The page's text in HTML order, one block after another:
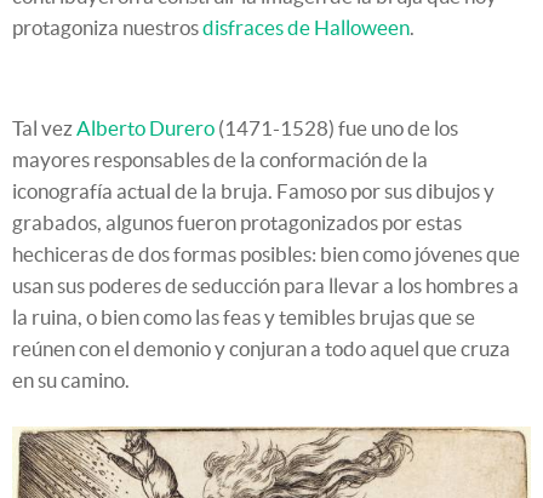
protagoniza nuestrosdisfraces de Halloween
Tal vez Alberto Durero (1471-1528) fue uno de los
mayores responsables de la conformación de la
iconografía actual de la bruja. Famoso por sus dibujos y
grabados, algunos fueron protagonizados por estas
hechiceras de dos formas posibles: bien como jóvenes que
usan sus poderes de seducción para llevar a los hombres a
la ruina, o bien como las feas y temibles brujas que se
reúnen con el demonio y conjuran a todo aquel que cruza
en su camino.